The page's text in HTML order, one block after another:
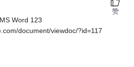
Word 123
document/viewdoc/?id=117
赞